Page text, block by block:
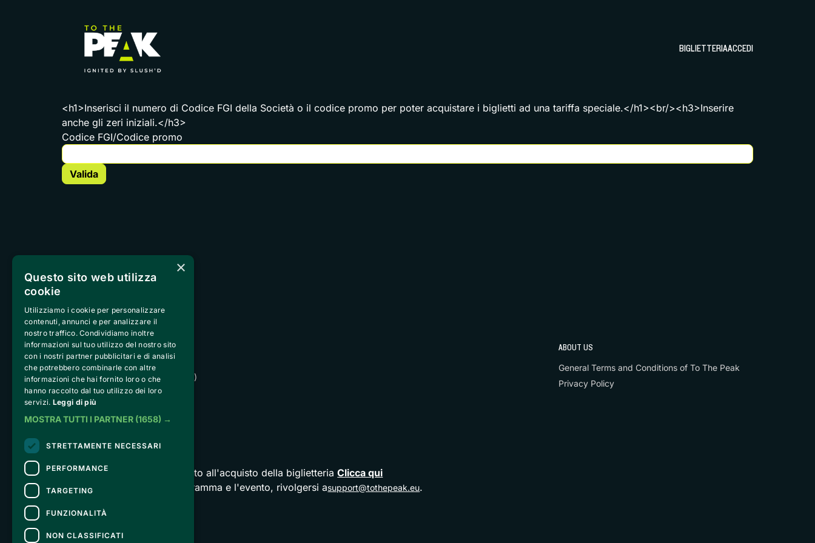
BIGLIETTERIAACCEDI
<h1>Inserisci il numero di Codice FGI della Società o il codice promo per poter acquistare i biglietti ad una tariffa speciale.</h1><br/><h3>Inserire
anche gli zeri iniziali.</h3>
Codice FGI/Codice promo
Peakstart Solutions Srl
Strada de Sen Jan 21, San
Giovanni di Fassa, 38036 (TN)
VAT IT02740890229
peakstartsolutions@pecodc.it
ABOUT US
General Terms and Conditions of To The Peak
Privacy Policy
Per informazioni e supporto all'acquisto della biglietteriaClicca qui
Per informazioni sul programma e l'evento, rivolgersi asupport@tothepeak.eu.
×
Questo sito web utilizza
cookie
Utilizziamo i cookie per personalizzare
contenuti, annunci e per analizzare il
nostro traffico. Condividiamo inoltre
informazioni sul tuo utilizzo del nostro sito
con i nostri partner pubblicitari e di analisi
che potrebbero combinarle con altre
informazioni che hai fornito loro o che
hanno raccolto dal tuo utilizzo dei loro
servizi. Leggi di più
MOSTRA TUTTI I PARTNER (1658) →
STRETTAMENTE NECESSARI
PERFORMANCE
TARGETING
FUNZIONALITÀ
NON CLASSIFICATI